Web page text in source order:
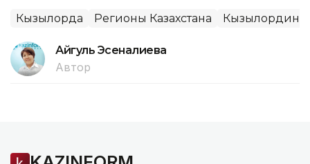
Кызылорда Регионы Казахстана
Айгуль Эсеналиева
Автор